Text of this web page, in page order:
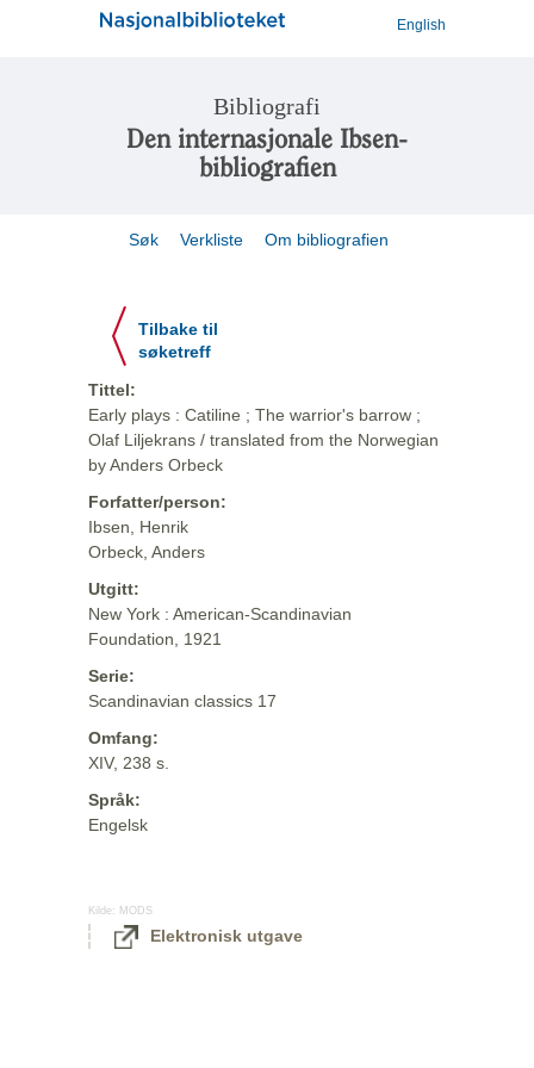
English
Bibliografi
Den internasjonale Ibsen-
bibliografien
Søk Verkliste Om bibliografien
Tilbake til
søketreff
Tittel:
Early plays : Catiline ; The warrior's barrow ;
Olaf Liljekrans / translated from the Norwegian
by Anders Orbeck
Forfatter/person:
Ibsen, Henrik
Orbeck, Anders
Utgitt:
New York : American-Scandinavian
Foundation, 1921
Serie:
Scandinavian classics 17
Omfang:
XIV, 238 s.
Språk:
Engelsk
Kilde: MODS
Elektronisk utgave